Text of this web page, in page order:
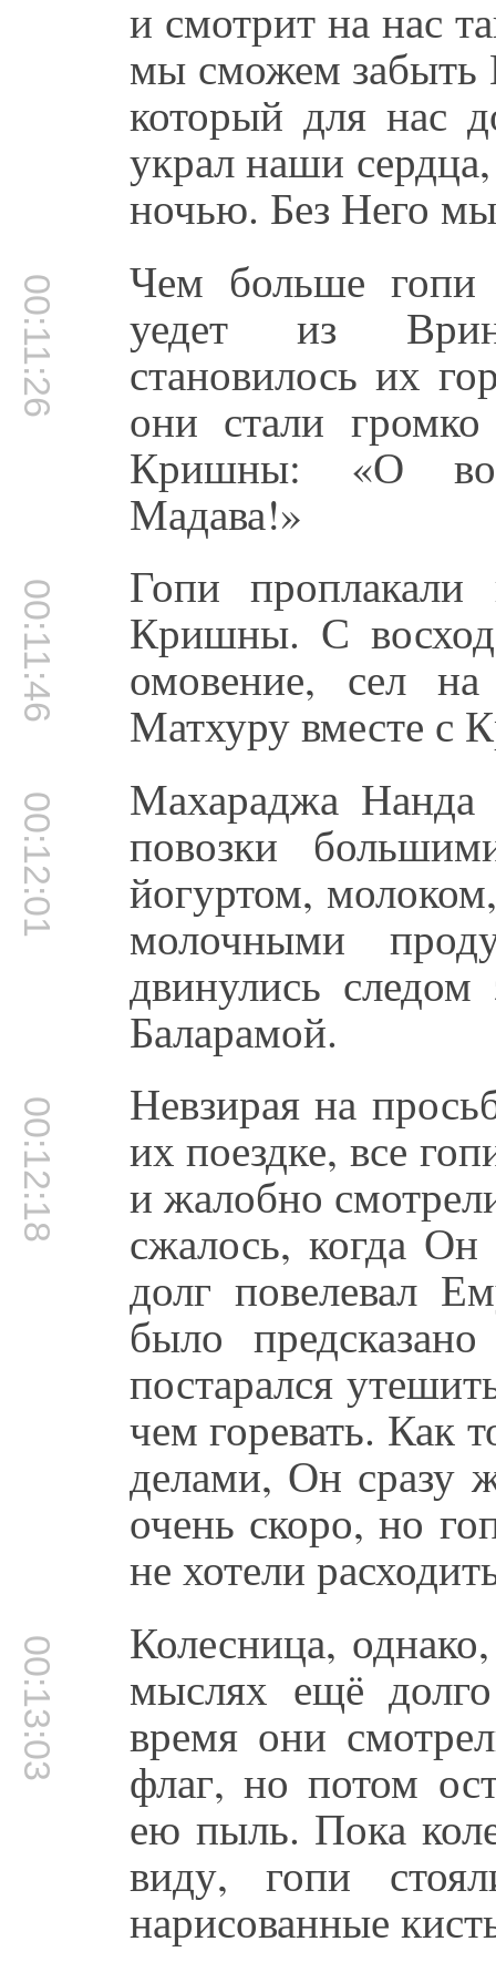
и смотрит на нас
мы сможем забыть
который для нас
украл наши
ночью. Без Него
00:11:26 Чем больше
уедет из
становилось их
они стали
Кришны: «О
Мадава!»
00:11:46 Гопи проплакали
Кришны. С
омовение, сел
Матхуру вместе с
00:12:01 Махараджа Нанда
повозки
йогуртом,
молочными
двинулись
Баларамой.
00:12:18 Невзирая на
их поездке, все
и жалобно
сжалось, когда
долг повелевал
было
постарался
чем горевать. Как
делами, Он сразу
очень скоро, но
не хотели
00:13:03 Колесница,
мыслях ещё
время они
флаг, но потом
ею пыль. Пока
виду, гопи
нарисованные